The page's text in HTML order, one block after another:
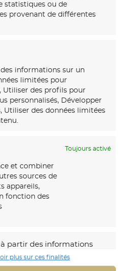
statistiques ou de
provenant de différentes
informations sur un
limitées pour
Utiliser des profils pour
personnalisés, Développer
Utiliser des données limitées
Toujours activé
et combiner
sources de
appareils,
fonction des
partir des informations
plus sur ces finalités
CAMERA